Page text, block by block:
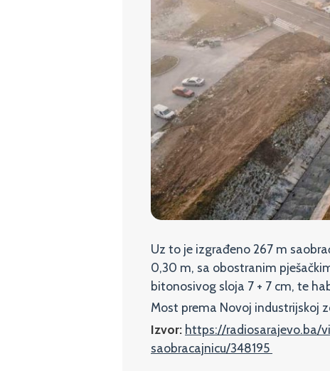
Uz to je izgrađeno 267 m
0,30 m, sa obostranim
bitonosivog sloja 7 + 7 cm, te
Most prema Novoj industrijskoj
Izvor: https://radiosarajevo.ba/
saobracajnicu/348195